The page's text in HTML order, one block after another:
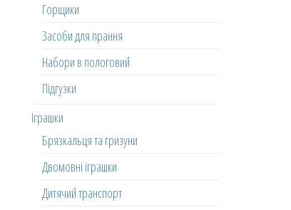
Горщики
Засоби для прання
Набори в пологовий
Підгузки
Іграшки
Брязкальця та гризуни
Двомовні іграшки
Дитячий транспорт